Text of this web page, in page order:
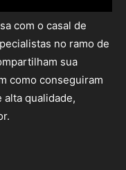
com o casal de
no ramo de
sua
como conseguiram
qualidade,